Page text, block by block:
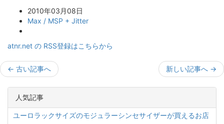
2010年03月08日
Max / MSP + Jitter
atnr.net の RSS登録はこちらから
← 古い記事へ 新しい記事へ →
人気記事
ユーロラックサイズのモジュラーシンセサイザーが買えるお店